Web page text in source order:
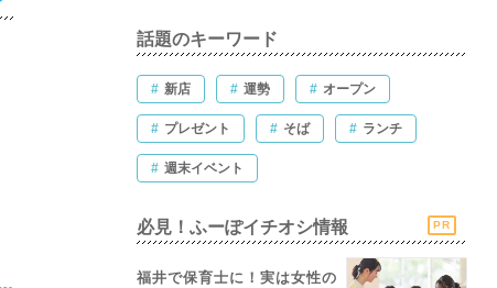
話題のキーワード
# 新店 # 運勢 # オープン
# プレゼント # そば # ランチ
# 週末イベント
必見！ふーぽイチオシ情報 PR
福井で保育士に！実は女性の